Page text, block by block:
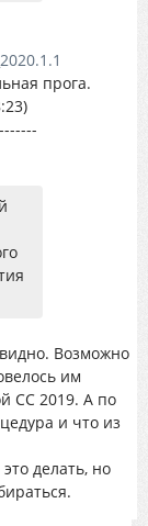
прога.
Возможно
им
СС 2019. А по
и что из
делать, но